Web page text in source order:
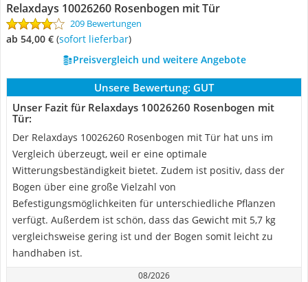
Relaxdays 10026260 Rosenbogen mit Tür
209 Bewertungen
ab 54,00 € ( Sofort lieferbar)
Preisvergleich und weitere Angebote
Unsere Bewertung: GUT
Unser Fazit für Relaxdays 10026260 Rosenbogen mit
Tür:
Der Relaxdays 10026260 Rosenbogen mit Tür hat uns im
Vergleich überzeugt, weil er eine optimale
Witterungsbeständigkeit bietet. Zudem ist positiv, dass der
Bogen über eine große Vielzahl von
Befestigungsmöglichkeiten für unterschiedliche Pflanzen
verfügt. Außerdem ist schön, dass das Gewicht mit 5,7 kg
vergleichsweise gering ist und der Bogen somit leicht zu
handhaben ist.
08/2026